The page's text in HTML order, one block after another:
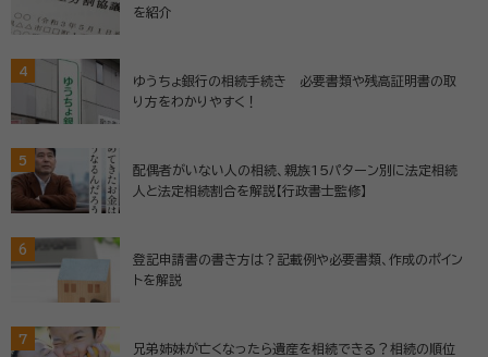
を紹介
4
ゆうちょ銀行の相続手続き 必要書類や残高証明書の取
り方をわかりやすく！
5
配偶者がいない人の相続、親族15パターン別に法定相続
人と法定相続割合を解説【行政書士監修】
6
登記申請書の書き方は？記載例や必要書類、作成のポイン
トを解説
7
兄弟姉妹が亡くなったら遺産を相続できる？相続の順位